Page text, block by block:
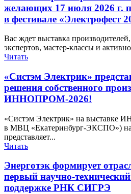
желающих 17 июля 2026 г.
в фестивале «Электрофест
Вас ждет выставка
экспертов, мастер-классы и
Читать
«Систэм Электрик»
решения собственного
ИННОПРОМ-2026!
«Систэм Электрик» на
в МВЦ «Екатеринбург-ЭКСПО»)
представляет...
Читать
Энерготэк формирует
первый
поддержке РНК СИГРЭ